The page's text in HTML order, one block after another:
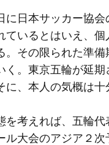
日本サッカー協会
いるとはいえ、
その限られた準備
。東京五輪が延期
、本人の気概は十
考えれば、五輪代
大会のアジア２